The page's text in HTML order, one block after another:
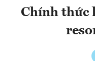
Chính thức